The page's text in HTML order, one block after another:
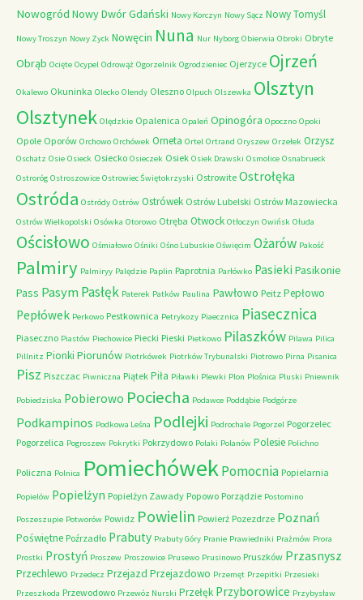
Nowogród Nowy Dwór Gdański Nowy Korczyn Nowy Sącz Nowy Tomyśl
Nowy Troszyn Nowy Zyck Nowęcin Nuna Nur Nyborg Obierwia Obroki Obryte
Obrąb Ocięte Ocypel Odrowąż Ogorzelnik Ogrodzieniec Ojerzyce Ojrzeń
Okalewo Okuninka Olecko Olendy Oleszno Olpuch Olszewka Olsztyn
Olsztynek Olędzkie Opalenica Opaleń Opinogóra Opoczno Opoki
Opole Oporów Orchowo Orchówek Orneta Ortel Ortrand Oryszew Orzełek Orzysz
Oschatz Osie Osieck Osiecko Osieczek Osiek Osiek Drawski Osmolice Osnabrueck
Ostroróg Ostroszowice Ostrowiec Świętokrzyski Ostrowite Ostrołęka
Ostróda Ostródy Ostrów Ostrówek Ostrów Lubelski Ostrów Mazowiecka
Ostrów Wielkopolski Osówka Otorowo Otręba Otwock Otłoczyn Owińsk Ołuda
Ościsłowo Ośmiałowo Ośniki Ośno Lubuskie Oświęcim Ożarów Pakość
Palmiry Palmiryy Palędzie Paplin Paprotnia Parłówko Pasieki Pasikonie
Pass PasymPasłęk Paterek Patków Paulina Pawłowo Peitz Pepłowo
Pepłówek Perkowo Pestkownica Petrykozy Piaecznica Piasecznica
Piaseczno Piastów Piechowice Piecki Pieski Pietkowo Pilaszków Pilawa Pilica
Pillnitz Pionki Piorunów Piotrkówek Piotrków Trybunalski Piotrowo Pirna Pisanica
Pisz Piszczac Piwniczna Piątek Piła Piławki Plewki Plon Plośnica Pluski Pniewnik
Pobiedziska Pobierowo Pociecha Podawce Poddąbie Podgórze
Podkampinos Podkowa Leśna Podlejki Podrochale Pogorzel Pogorzelec
Pogorzelica Pogroszew Pokrytki Pokrzydowo Polaki Polanów Polesie Polichno
Policzna Polnica PomiechówekPomocnia Popielarnia
Popielów Popielżyn Popielżyn Zawady Popowo Porządzie Postomino
Poszeszupie Potworów Powidz Powielin Powierż Pozezdrze Poznań
Poświętne Poźrzadło Prabuty Prabuty Góry Pranie Prawiedniki Prażmów Prora
Prostki Prostyń Proszew Proszowice Prusewo Prusinowo Pruszków Przasnysz
Przechlewo Przedecz Przejazd Przejazdowo Przemęt Przepitki Przesieki
Przeszkoda Przewodowo Przewóz Nurski Przełęk Przyborowice Przybysław